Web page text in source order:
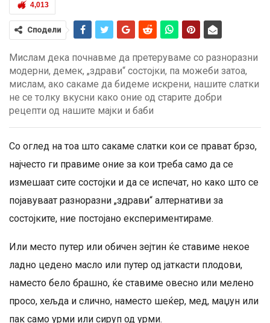
4,013
Сподели
Мислам дека почнавме да претеруваме со разноразни
модерни, демек, „здрави“ состојки, па можеби затоа,
мислам, ако сакаме да бидеме искрени, нашите слатки
не се толку вкусни како оние од старите добри
рецепти од нашите мајки и баби
Со оглед на тоа што сакаме слатки кои се прават брзо,
најчесто ги правиме оние за кои треба само да се
измешаат сите состојки и да се испечат, но како што се
појавуваат разноразни „здрави“ алтернативи за
состојките, ние постојано експериментираме.
Или место путер или обичен зејтин ќе ставиме некое
ладно цедено масло или путер од јаткасти плодови,
наместо бело брашно, ќе ставиме овесно или мелено
просо, хељда и слично, наместо шеќер, мед, маџун или
пак само урми или сируп од урми.